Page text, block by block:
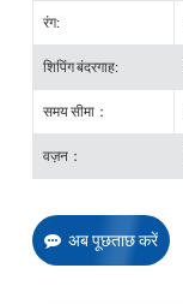
रंग:
शिपिंग बंदरगाह:
समय सीमा：
वज़न：
अब पूछताछ करें